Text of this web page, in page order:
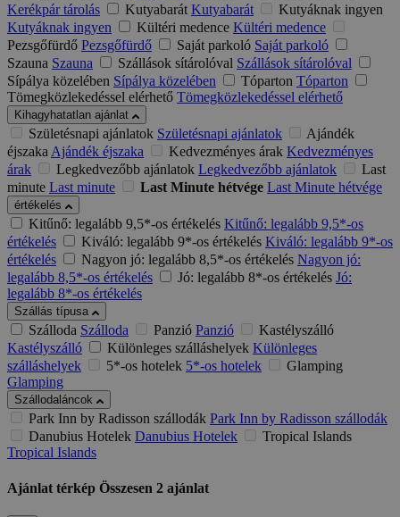
Kerékpár tárolás
Kutyabarát Kutyabarát
Kutyáknak ingyen
Kutyáknak ingyen
Kültéri medence Kültéri medence
Pezsgőfürdő Pezsgőfürdő Saját parkoló Saját parkoló
Szauna Szauna Szállások sítárolóval Szállások sítárolóval
Sípálya közelében Sípálya közelében Tóparton Tóparton
Tömegközlekedéssel elérhető Tömegközlekedéssel elérhető
Kihagyhatatlan ajánlat
Születésnapi ajánlatok Születésnapi ajánlatok
Ajándék
éjszakaAjándék éjszaka Kedvezményes árak Kedvezményes
árak
Legkedvezőbb ajánlatok Legkedvezőbb ajánlatok
Last
minute Last minute Last Minute hétvége Last Minute hétvége
értékelés
Kitűnő: legalább 9,5*-os értékelés Kitűnő: legalább 9,5*-os
értékelés
Kiváló: legalább 9*-os értékelés Kiváló: legalább 9*-os
értékelés
Nagyon jó: legalább 8,5*-os értékelés Nagyon jó:
legalább 8,5*-os értékelés
Jó: legalább 8*-os értékelés Jó:
legalább 8*-os értékelés
Szállás típusa
Szálloda Szálloda Panzió Panzió
Kastélyszálló
Kastélyszálló
Különleges szálláshelyek Különleges
szálláshelyek
5*-os hotelek 5*-os hotelek
Glamping
Glamping
Szállodaláncok
Park Inn by Radisson szállodák Park Inn by Radisson szállodák
Danubius Hotelek Danubius Hotelek
Tropical Islands
Tropical Islands
Ajánlat térkép Összesen 2 ajánlat